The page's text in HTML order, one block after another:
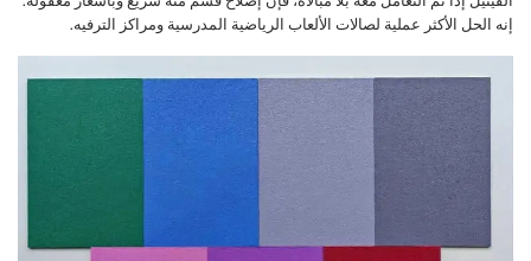
إنه الحل الأكثر عملية لصالات الألعاب الرياضية المدرسية ومراكز الترفيه.